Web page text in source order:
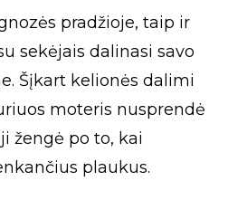
pradžioje, taip ir
sekėjais dalinasi savo
Šįkart kelionės dalimi
moteris nusprendė
žengė po to, kai
plaukus.